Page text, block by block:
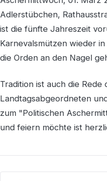
Adlerstübchen,
ist die fünfte Jahreszeit
Karnevalsmützen wieder
die Orden an den Nagel
Tradition ist auch die
Landtagsabgeordneten
zum "Politischen
und feiern möchte ist